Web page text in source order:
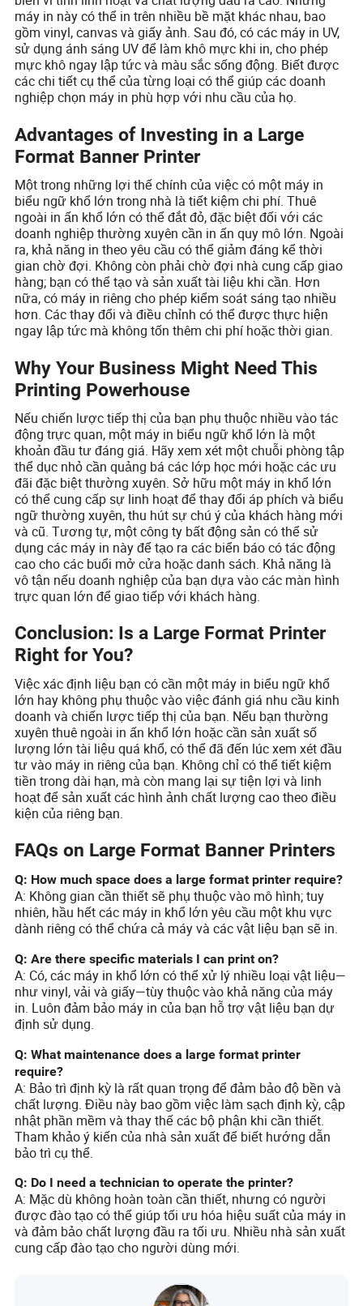
máy in này có thể in trên nhiều bề mặt khác nhau, bao
gồm vinyl, canvas và giấy ảnh. Sau đó, có các máy in UV,
sử dụng ánh sáng UV để làm khô mực khi in, cho phép
mực khô ngay lập tức và màu sắc sống động. Biết được
các chi tiết cụ thể của từng loại có thể giúp các doanh
nghiệp chọn máy in phù hợp với nhu cầu của họ.
Advantages of Investing in a Large
Format Banner Printer
Một trong những lợi thế chính của việc có một máy in
biểu ngữ khổ lớn trong nhà là tiết kiệm chi phí. Thuê
ngoài in ấn khổ lớn có thể đắt đỏ, đặc biệt đối với các
doanh nghiệp thường xuyên cần in ấn quy mô lớn. Ngoài
ra, khả năng in theo yêu cầu có thể giảm đáng kể thời
gian chờ đợi. Không còn phải chờ đợi nhà cung cấp giao
hàng; bạn có thể tạo và sản xuất tài liệu khi cần. Hơn
nữa, có máy in riêng cho phép kiểm soát sáng tạo nhiều
hơn. Các thay đổi và điều chỉnh có thể được thực hiện
ngay lập tức mà không tốn thêm chi phí hoặc thời gian.
Why Your Business Might Need This
Printing Powerhouse
Nếu chiến lược tiếp thị của bạn phụ thuộc nhiều vào tác
động trực quan, một máy in biểu ngữ khổ lớn là một
khoản đầu tư đáng giá. Hãy xem xét một chuỗi phòng tập
thể dục nhỏ cần quảng bá các lớp học mới hoặc các ưu
đãi đặc biệt thường xuyên. Sở hữu một máy in khổ lớn
có thể cung cấp sự linh hoạt để thay đổi áp phích và biểu
ngữ thường xuyên, thu hút sự chú ý của khách hàng mới
và cũ. Tương tự, một công ty bất động sản có thể sử
dụng các máy in này để tạo ra các biển báo có tác động
cao cho các buổi mở cửa hoặc danh sách. Khả năng là
vô tận nếu doanh nghiệp của bạn dựa vào các màn hình
trực quan lớn để giao tiếp với khách hàng.
Conclusion: Is a Large Format Printer
Right for You?
Việc xác định liệu bạn có cần một máy in biểu ngữ khổ
lớn hay không phụ thuộc vào việc đánh giá nhu cầu kinh
doanh và chiến lược tiếp thị của bạn. Nếu bạn thường
xuyên thuê ngoài in ấn khổ lớn hoặc cần sản xuất số
lượng lớn tài liệu quá khổ, có thể đã đến lúc xem xét đầu
tư vào máy in riêng của bạn. Không chỉ có thể tiết kiệm
tiền trong dài hạn, mà còn mang lại sự tiện lợi và linh
hoạt để sản xuất các hình ảnh chất lượng cao theo điều
kiện của riêng bạn.
FAQs on Large Format Banner Printers
Q: How much space does a large format printer require?
A: Không gian cần thiết sẽ phụ thuộc vào mô hình; tuy
nhiên, hầu hết các máy in khổ lớn yêu cầu một khu vực
dành riêng có thể chứa cả máy và các vật liệu bạn sẽ in.
Q: Are there specific materials I can print on?
A: Có, các máy in khổ lớn có thể xử lý nhiều loại vật liệu—
như vinyl, vải và giấy—tùy thuộc vào khả năng của máy
in. Luôn đảm bảo máy in của bạn hỗ trợ vật liệu bạn dự
định sử dụng.
Q: What maintenance does a large format printer
require?
A: Bảo trì định kỳ là rất quan trọng để đảm bảo độ bền và
chất lượng. Điều này bao gồm việc làm sạch định kỳ, cập
nhật phần mềm và thay thế các bộ phận khi cần thiết.
Tham khảo ý kiến của nhà sản xuất để biết hướng dẫn
bảo trì cụ thể.
Q: Do I need a technician to operate the printer?
A: Mặc dù không hoàn toàn cần thiết, nhưng có người
được đào tạo có thể giúp tối ưu hóa hiệu suất của máy in
và đảm bảo chất lượng đầu ra tối ưu. Nhiều nhà sản xuất
cung cấp đào tạo cho người dùng mới.